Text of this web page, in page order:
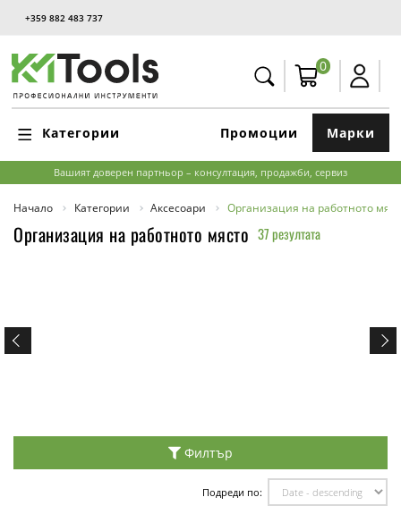
+359 882 483 737
0
Категории Марки
Промоции
Вашият доверен партньор – консултация, продажби, сервиз
Начало Категории Аксесоари Организация на работното
Организация на работното място 37 резултата
Филтър
Подреди по: